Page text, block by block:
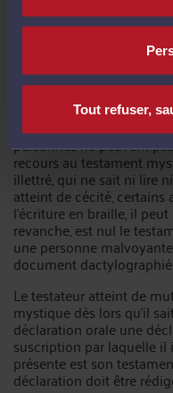
Tout refuser,
Personnes ne
mystique
Il résulte des exigences
personnes ne peuvent
recours au testament
illettré, qui ne sait ni lire
atteint de cécité,
l'écriture en braille, il
revanche, est nul le
une personne
document
Le testateur atteint de
mystique dès lors qu'il
déclaration orale une
suscription par laquelle
présente est son
déclaration doit être